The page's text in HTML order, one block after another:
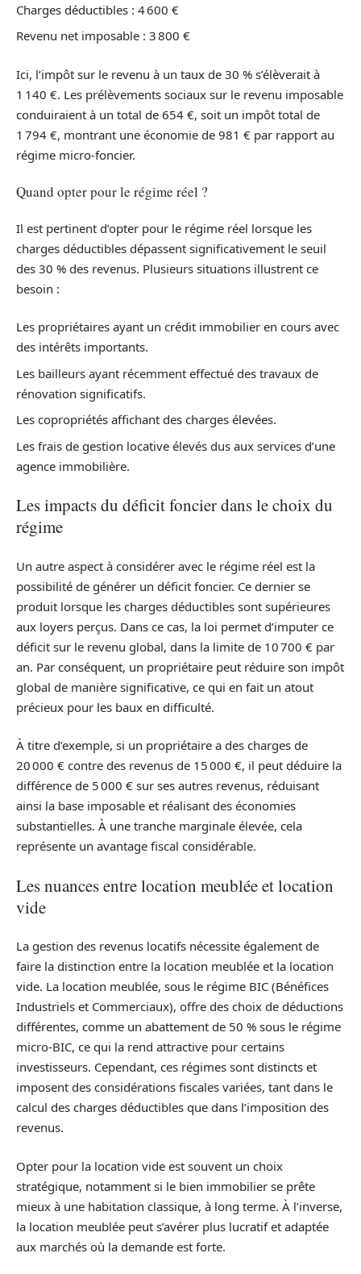
Charges déductibles : 4 600 €
Revenu net imposable : 3 800 €
Ici, l’impôt sur le revenu à un taux de 30 % s’élèverait à
1 140 €. Les prélèvements sociaux sur le revenu imposable
conduiraient à un total de 654 €, soit un impôt total de
1 794 €, montrant une économie de 981 € par rapport au
régime micro-foncier.
Quand opter pour le régime réel ?
Il est pertinent d’opter pour le régime réel lorsque les
charges déductibles dépassent significativement le seuil
des 30 % des revenus. Plusieurs situations illustrent ce
besoin :
Les propriétaires ayant un crédit immobilier en cours avec
des intérêts importants.
Les bailleurs ayant récemment effectué des travaux de
rénovation significatifs.
Les copropriétés affichant des charges élevées.
Les frais de gestion locative élevés dus aux services d’une
agence immobilière.
Les impacts du déficit foncier dans le choix du
régime
Un autre aspect à considérer avec le régime réel est la
possibilité de générer un déficit foncier. Ce dernier se
produit lorsque les charges déductibles sont supérieures
aux loyers perçus. Dans ce cas, la loi permet d’imputer ce
déficit sur le revenu global, dans la limite de 10 700 € par
an. Par conséquent, un propriétaire peut réduire son impôt
global de manière significative, ce qui en fait un atout
précieux pour les baux en difficulté.
À titre d’exemple, si un propriétaire a des charges de
20 000 € contre des revenus de 15 000 €, il peut déduire la
différence de 5 000 € sur ses autres revenus, réduisant
ainsi la base imposable et réalisant des économies
substantielles. À une tranche marginale élevée, cela
représente un avantage fiscal considérable.
Les nuances entre location meublée et location
vide
La gestion des revenus locatifs nécessite également de
faire la distinction entre la location meublée et la location
vide. La location meublée, sous le régime BIC (Bénéfices
Industriels et Commerciaux), offre des choix de déductions
différentes, comme un abattement de 50 % sous le régime
micro-BIC, ce qui la rend attractive pour certains
investisseurs. Cependant, ces régimes sont distincts et
imposent des considérations fiscales variées, tant dans le
calcul des charges déductibles que dans l’imposition des
revenus.
Opter pour la location vide est souvent un choix
stratégique, notamment si le bien immobilier se prête
mieux à une habitation classique, à long terme. À l’inverse,
la location meublée peut s’avérer plus lucratif et adaptée
aux marchés où la demande est forte.